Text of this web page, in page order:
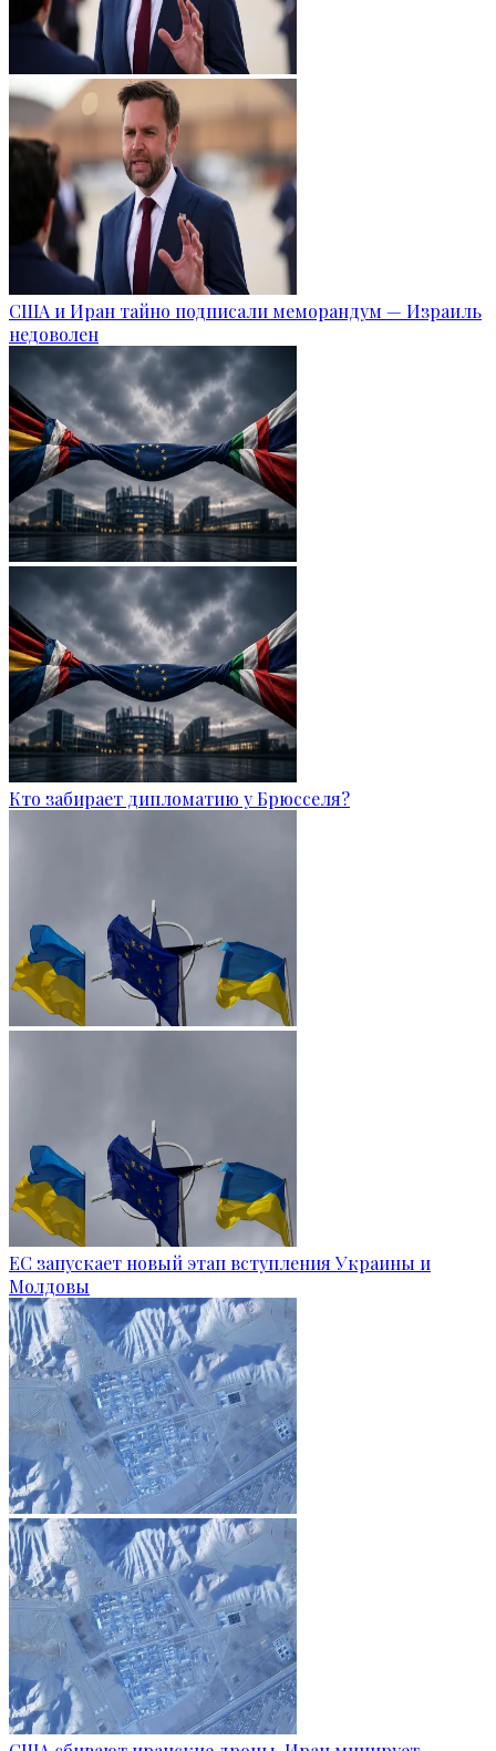
США и Иран тайно подписали меморандум — Израиль
недоволен
Кто забирает дипломатию у Брюсселя?
ЕС запускает новый этап вступления Украины и
Молдовы